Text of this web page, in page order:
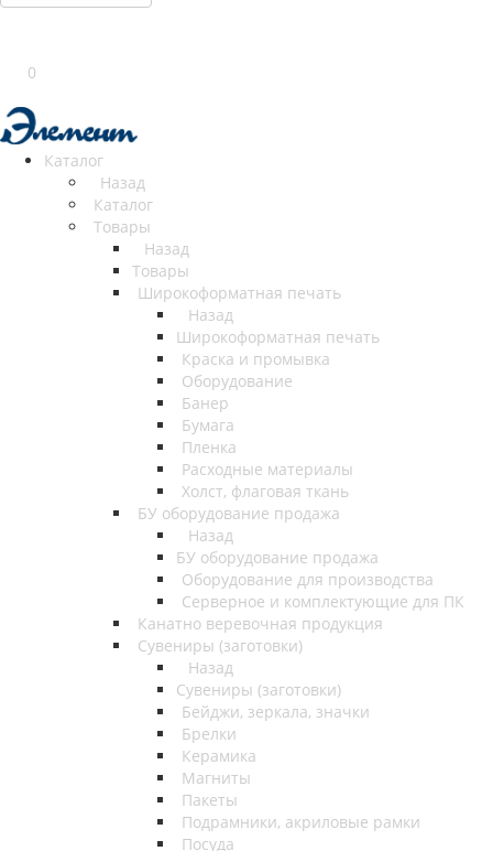
0
Каталог
Назад
Каталог
Товары
Назад
Товары
Широкоформатная печать
Назад
Широкоформатная печать
Краска и промывка
Оборудование
Банер
Бумага
Пленка
Расходные материалы
Холст, флаговая ткань
БУ оборудование продажа
Назад
БУ оборудование продажа
Оборудование для производства
Серверное и комплектующие для ПК
Канатно веревочная продукция
Сувениры (заготовки)
Назад
Сувениры (заготовки)
Бейджи, зеркала, значки
Брелки
Керамика
Магниты
Пакеты
Подрамники, акриловые рамки
Посуда